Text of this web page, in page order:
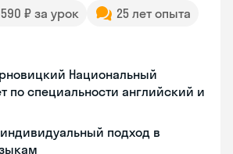
₽ за урок
25 лет опыта
Национальный
по специальности английский и
подход в